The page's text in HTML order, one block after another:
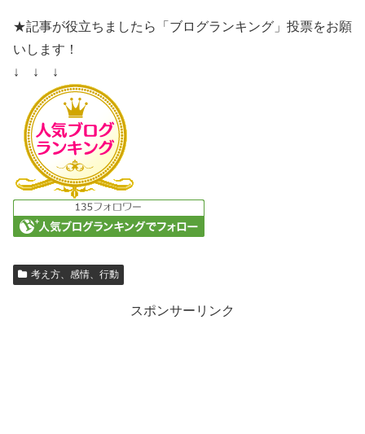
★記事が役立ちましたら「ブログランキング」投票をお願
いします！
↓ ↓ ↓
考え方、感情、行動
スポンサーリンク